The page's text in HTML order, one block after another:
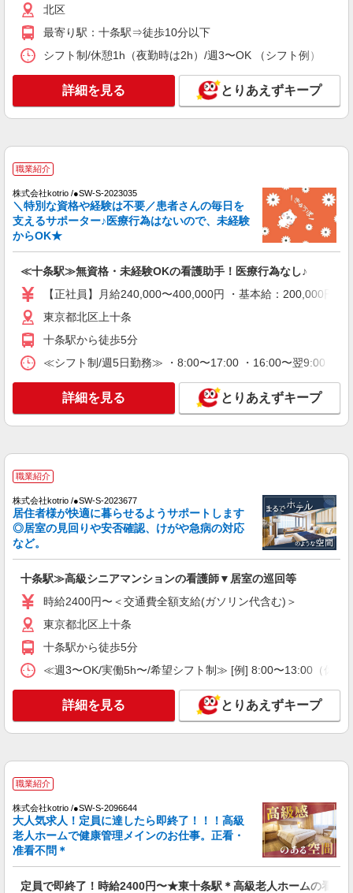
療行為なし♪
給：200,000円〜220,000円 ・資格手当：10,000〜
30,000円 ・役職手当：10,000〜70,000円 ・処遇改
善手当：20,000〜60,000円（勤続年数、保有資格
により変動） ・固定残業手当：20,000円（10時
間） ※固定残業時間を超過する場合には超過勤務
（上記給与とは別に支給） 下記資格をお持ちの方
東京都北区上十条
キープ
小規模多機能型居宅介護 せらび王子/1380000193-023
月給292,200円〜302,200円（経験・能力等に
よる）
東京都北区堀船1-23-8 ◆東京メトロ/都電荒川
線の王子駅からは徒歩10分程度です！
キープ 詳細を見る
派遣社員
株式会社トラストグロース 新宿本社 第3営業部
保育園での看護師
東京都北区
派遣社員
株式会社kotrio /●SW-H1-2099266
王子駅★病院でお掃除/食事の配膳など♪★激募
★
時給1650円〜2312円 ＜日払い有/週払い有/交
北区 来社不要♪
キープ 詳細を見る
派遣社員
株式会社トラストグロース 新宿本社 第3営業部
デイサービスでの看護師
時給：准看護師1900円〜2000円/看護師2000
円〜2100円 ※資格や経験などによる
東京都北区
詳細を見る
株式会社kotrio /●SW-H1-1854588
東十条駅近く＊綺麗な病院で看護助手デビュー
時給1650円〜2312円 ＜日払い有/週払い有/交
通費全支給(ガソリン代含む)＞
北区
最寄り駅：十条駅⇒徒歩10分以下
シフト制/休憩1h（夜勤時は2h）/週3〜OK （シフト例） ・
詳細を見る とりあえずキープ
職業紹介
株式会社kotrio /●SW-S-2023035
＼特別な資格や経験は不要／患者さんの毎日を
支えるサポーター♪医療行為はないので、未経験
からOK★
≪十条駅≫無資格・未経験OKの看護助手！医療行為なし♪
【正社員】月給240,000〜400,000円 ・基本給：200,000円
東京都北区上十条
十条駅から徒歩5分
≪シフト制/週5日勤務≫ ・8:00〜17:00 ・16:00〜翌9:00 な
詳細を見る とりあえずキープ
職業紹介
株式会社kotrio /●SW-S-2023677
居住者様が快適に暮らせるようサポートします
◎居室の見回りや安否確認、けがや急病の対応
など。
十条駅≫高級シニアマンションの看護師▼居室の巡回等
時給2400円〜＜交通費全額支給(ガソリン代含む)＞
東京都北区上十条
十条駅から徒歩5分
≪週3〜OK/実働5h〜/希望シフト制≫ [例] 8:00〜13:00（休憩
詳細を見る とりあえずキープ
職業紹介
株式会社kotrio /●SW-S-2096644
大人気求人！定員に達したら即終了！！！高級
老人ホームで健康管理メインのお仕事。正看・
准看不問＊
定員で即終了！時給2400円〜★東十条駅＊高級老人ホームの看護